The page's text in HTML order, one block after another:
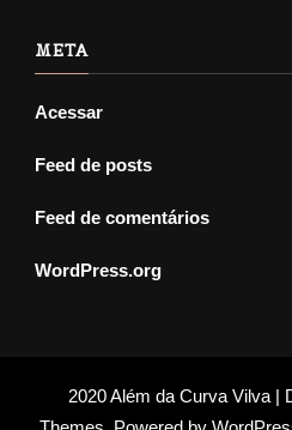
META
Acessar
Feed de posts
Feed de comentários
WordPress.org
2020 Além da Curva Vilva |